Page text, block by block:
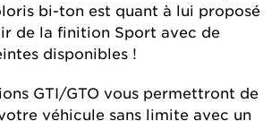
bi-ton est quant à lui proposé
de la finition Sport avec de
disponibles !
GTI/GTO vous permettront de
véhicule sans limite avec un